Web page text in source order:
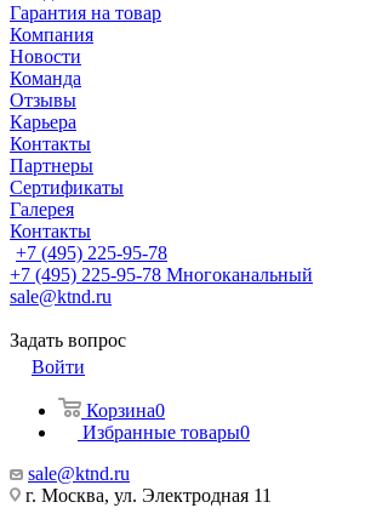
Гарантия на товар
Компания
Новости
Команда
Отзывы
Карьера
Контакты
Партнеры
Сертификаты
Галерея
Контакты
+7 (495) 225-95-78
+7 (495) 225-95-78 Многоканальный
sale@ktnd.ru
Задать вопрос
Войти
Корзина0
Избранные товары0
sale@ktnd.ru
г. Москва, ул. Электродная 11